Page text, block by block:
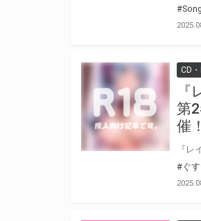
CD
第
催！
#ぐ